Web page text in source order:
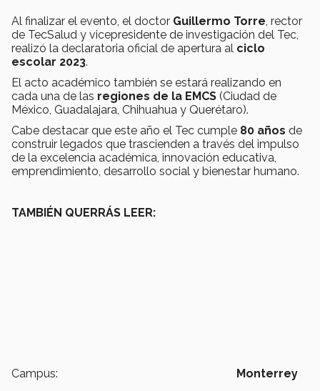
Al finalizar el evento, el doctor Guillermo Torre , rector
de TecSalud y vicepresidente de investigación del Tec,
realizó la declaratoria oficial de apertura al ciclo
escolar 2023.
El acto académico también se estará realizando en
cada una de las regiones de la EMCS (Ciudad de
México, Guadalajara, Chihuahua y Querétaro).
Cabe destacar que este año el Tec cumple 80 años de
construir legados que trascienden a través del impulso
de la excelencia académica, innovación educativa,
emprendimiento, desarrollo social y bienestar humano.
TAMBIÉN QUERRÁS LEER:
Campus: Monterrey